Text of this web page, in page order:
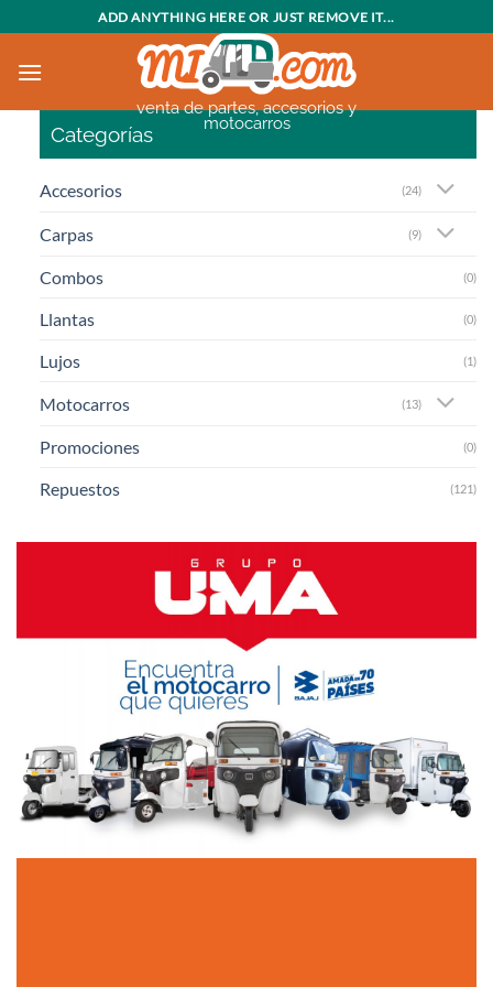
al
contenido
ADD ANYTHING HERE OR JUST REMOVE IT...
venta de partes, accesorios y
motocarros
Categorías
Accesorios (24)
Carpas (9)
Combos (0)
Llantas (0)
Lujos (1)
Motocarros (13)
Promociones (0)
Repuestos (121)